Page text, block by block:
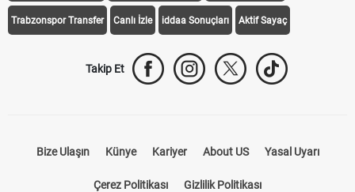
Trabzonspor Transfer Canlı İzle iddaa Sonuçları Aktif Sayaç
Takip Et
Bize Ulaşın Künye Kariyer About US Yasal Uyarı
Çerez Politikası Gizlilik Politikası